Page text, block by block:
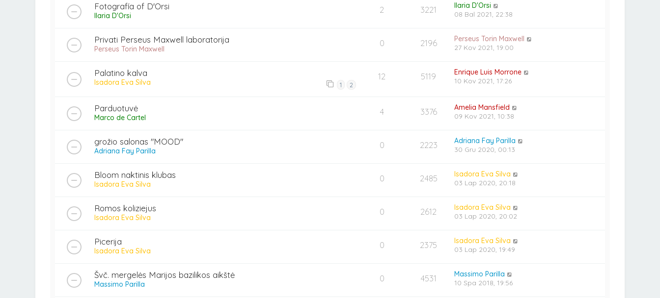
Fotografía of D'Orsi
Ilaria D'Orsi
2 3221
Ilaria D'Orsi
08 Bal 2021, 22:38
Privati Perseus Maxwell laboratorija
Perseus Torin Maxwell
0 2196
Perseus Torin Maxwell
27 Kov 2021, 19:00
Palatino kalva
Isadora Eva Silva 1 2
12 5119
Enrique Luis Morrone
10 Kov 2021, 17:26
Parduotuvė
Marco de Cartel
4 3376
Amelia Mansfield
09 Kov 2021, 10:38
grožio salonas "MOOD"
Adriana Fay Parilla
0 2223
Adriana Fay Parilla
30 Gru 2020, 00:13
Bloom naktinis klubas
Isadora Eva Silva
0 2485
Isadora Eva Silva
03 Lap 2020, 20:18
Romos koliziejus
Isadora Eva Silva
0 2612
Isadora Eva Silva
03 Lap 2020, 20:02
Picerija
Isadora Eva Silva
0 2375
Isadora Eva Silva
03 Lap 2020, 19:49
Švč. mergelės Marijos bazilikos aikštė
Massimo Parilla
0 4531
Massimo Parilla
10 Spa 2018, 19:56